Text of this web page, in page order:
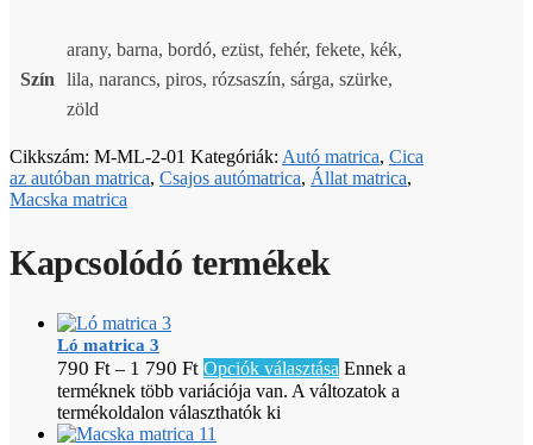
Szín
arany, barna, bordó, ezüst, fehér, fekete, kék,
lila, narancs, piros, rózsaszín, sárga, szürke,
zöld
Cikkszám: M-ML-2-01 Kategóriák: Autó matrica, Cica
az autóban matrica, Csajos autómatrica, Állat matrica,
Macska matrica
Kapcsolódó termékek
Ló matrica 3
790 Ft – 1 790 Ft Opciók választása Ennek a
terméknek több variációja van. A változatok a
termékoldalon választhatók ki